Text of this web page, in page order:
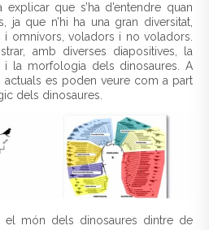
que s’ha d’entendre quan
ja que n’hi ha una gran diversitat,
i omnívors, voladors i no voladors.
amb diverses diapositives, la
i la morfologia dels dinosaures. A
es poden veure com a part
dels dinosaures.
el món dels dinosaures dintre de